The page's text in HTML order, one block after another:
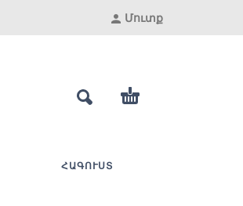
Մուտք
ՀԱԳՈՒՍՏ